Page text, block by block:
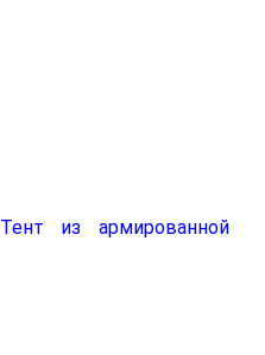
Тент из армированной